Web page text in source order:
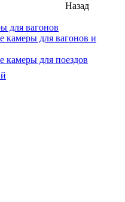
Назад
для вагонов
камеры для вагонов и
камеры для поездов